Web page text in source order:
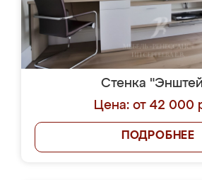
Стенка
Цена: от 42 000
ПОДРОБНЕЕ